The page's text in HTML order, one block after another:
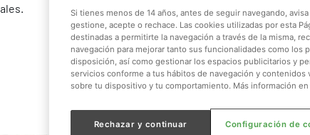
Si tienes menos de 14 años, antes de seguir navegando,
gestione, acepte o rechace. Las cookies utilizadas por esta
destinadas a permitirte la navegación a través de la misma,
navegación para mejorar tanto sus funcionalidades como los
disposición, así como gestionar los espacios publicitarios y
servicios conforme a tus hábitos de navegación y contenidos
sobre tu dispositivo y tu comportamiento. Más información
Rechazar y continuar Configuración de